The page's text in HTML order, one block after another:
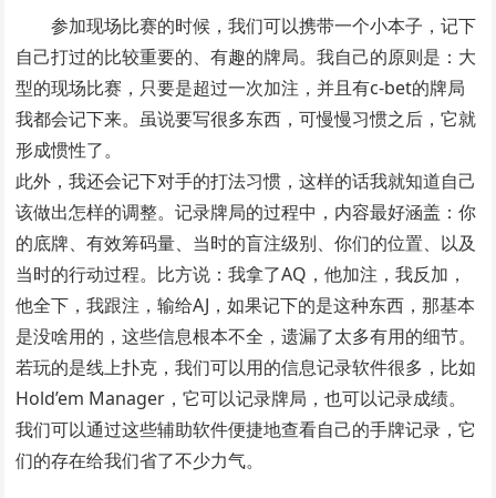
参加现场比赛的时候，我们可以携带一个小本子，记下
自己打过的比较重要的、有趣的牌局。我自己的原则是：大
型的现场比赛，只要是超过一次加注，并且有c-bet的牌局
我都会记下来。虽说要写很多东西，可慢慢习惯之后，它就
形成惯性了。
此外，我还会记下对手的打法习惯，这样的话我就知道自己
该做出怎样的调整。记录牌局的过程中，内容最好涵盖：你
的底牌、有效筹码量、当时的盲注级别、你们的位置、以及
当时的行动过程。比方说：我拿了AQ，他加注，我反加，
他全下，我跟注，输给AJ，如果记下的是这种东西，那基本
是没啥用的，这些信息根本不全，遗漏了太多有用的细节。
若玩的是线上扑克，我们可以用的信息记录软件很多，比如
Hold’em Manager，它可以记录牌局，也可以记录成绩。
我们可以通过这些辅助软件便捷地查看自己的手牌记录，它
们的存在给我们省了不少力气。